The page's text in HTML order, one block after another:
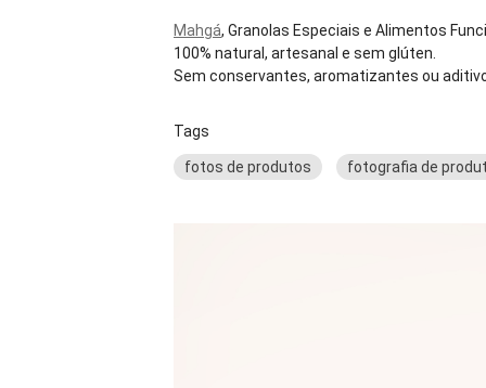
Mahgá, Granolas Especiais e Alimentos
100% natural, artesanal e sem glúten.
Sem conservantes, aromatizantes ou
Tags
fotos de produtos fotografia de